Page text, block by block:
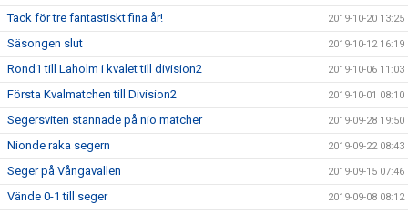
Tack för tre fantastiskt fina år! 2019-10-20 13:25
Säsongen slut 2019-10-12 16:19
Rond1 till Laholm i kvalet till division2 2019-10-06 11:03
Första Kvalmatchen till Division2 2019-10-01 08:10
Segersviten stannade på nio matcher 2019-09-28 19:50
Nionde raka segern 2019-09-22 08:43
Seger på Vångavallen 2019-09-15 07:46
Vände 0-1 till seger 2019-09-08 08:12